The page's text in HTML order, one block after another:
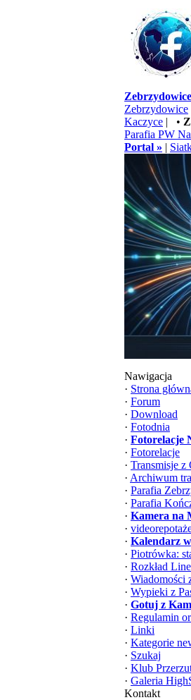
Zebrzydowice
Kaczyce | •
Parafia PW
Portal » |
Nawigacja
· Strona
· Forum
· Download
· Fotodnia
· Fotorelacje
· Fotorelacje
· Transmisje
· Archiwum
· Parafia
· Parafia
· Kamera na
·
· Kalendarz
· Piotrówka:
· Rozkład
· Wiadomości
· Wypieki z
· Gotuj z
· Regulamin
· Linki
· Kategorie
· Szukaj
· Klub
· Galeria
Kontakt